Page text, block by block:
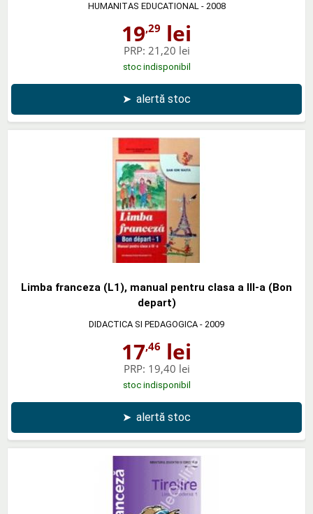
HUMANITAS EDUCATIONAL- 2008
19,29 lei
PRP: 21,20 lei
stoc indisponibil
➤ alertă stoc
Limba franceza (L1), manual pentru clasa a III-a (Bon
depart)
DIDACTICA SI PEDAGOGICA - 2009
17,46 lei
PRP: 19,40 lei
stoc indisponibil
➤ alertă stoc